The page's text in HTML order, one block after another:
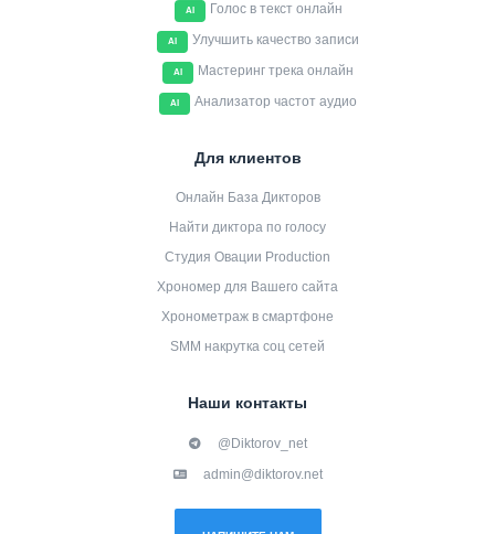
AI Голос в текст онлайн
AI Улучшить качество записи
AI Мастеринг трека онлайн
AI Анализатор частот аудио
Для клиентов
Онлайн База Дикторов
Найти диктора по голосу
Студия Овации Production
Хрономер для Вашего сайта
Хронометраж в смартфоне
SMM накрутка соц сетей
Наши контакты
@Diktorov_net
admin@diktorov.net